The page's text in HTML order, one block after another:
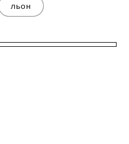
льон